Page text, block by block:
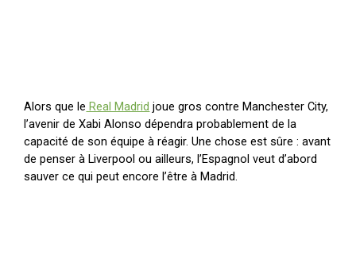
Alors que le Real Madrid joue gros contre Manchester City,
l’avenir de Xabi Alonso dépendra probablement de la
capacité de son équipe à réagir. Une chose est sûre : avant
de penser à Liverpool ou ailleurs, l’Espagnol veut d’abord
sauver ce qui peut encore l’être à Madrid.